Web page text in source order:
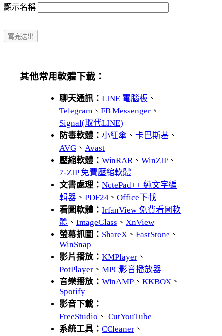
顯示名稱
其他常用軟體下載：
聊天通訊： LINE 電腦板 、
Telegram 、 FB Messenger 、
Signal(取代LINE)
防毒軟體： 小紅傘 、 卡巴斯基 、
AVG 、 Avast
壓縮軟體： WinRAR、 WinZIP 、
7-ZIP 免費壓縮軟體
文書處理： NotePad++ 純文字編
輯器 、 PDF24 、 Office下載
看圖軟體： IrfanView 免費看圖軟
體 、 ImageGlass 、 XnView
螢幕抓圖： ShareX 、 FastStone 、
WinSnap
影片播放： KMPlayer 、
PotPlayer 、 MPC影音播放器
音樂播放： WinAMP 、 KKBOX 、
Spotify
影音下載：
FreeStudio 、 CutYouTube
系統工具： CCleaner 、